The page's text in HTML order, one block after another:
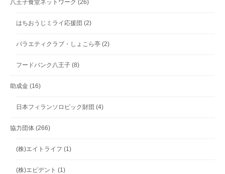
八王子食堂ネットワーク (26)
はちおうじミライ応援団 (2)
バラエティクラブ・しょこら亭 (2)
フードバンク八王子 (8)
助成金 (16)
日本フィランソロピック財団 (4)
協力団体 (266)
(株)エイトライフ (1)
(株)エビデント (1)